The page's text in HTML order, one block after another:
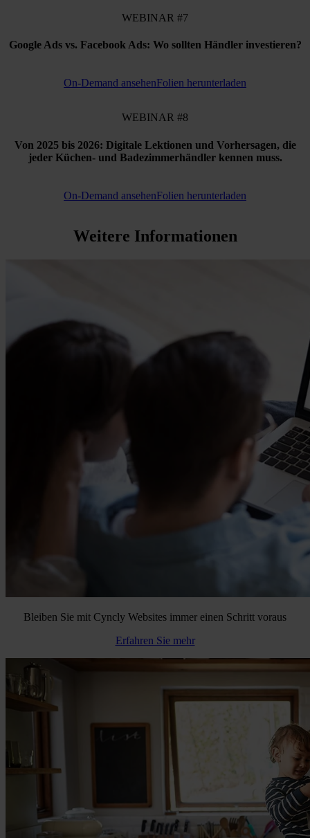
WEBINAR #7
Google Ads vs. Facebook Ads: Wo sollten Händler investieren?
On-Demand ansehenFolien herunterladen
WEBINAR #8
Von 2025 bis 2026: Digitale Lektionen und Vorhersagen, die
jeder Küchen- und Badezimmerhändler kennen muss.
On-Demand ansehenFolien herunterladen
Weitere Informationen
Bleiben Sie mit Cyncly Websites immer einen Schritt voraus
Erfahren Sie mehr